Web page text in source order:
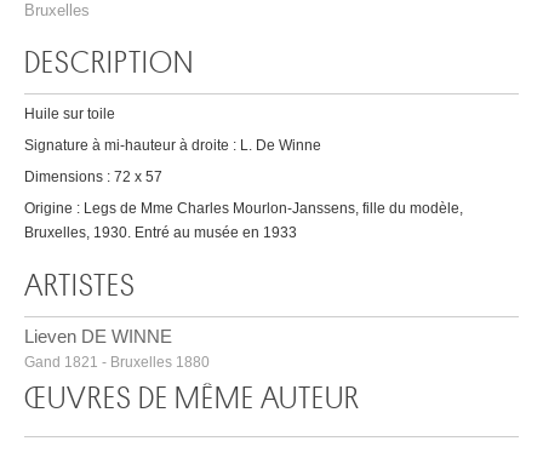
Bruxelles
DESCRIPTION
Huile sur toile
Signature à mi-hauteur à droite : L. De Winne
Dimensions : 72 x 57
Origine : Legs de Mme Charles Mourlon-Janssens, fille du modèle,
Bruxelles, 1930. Entré au musée en 1933
ARTISTES
Lieven DE WINNE
Gand 1821 - Bruxelles 1880
ŒUVRES DE MÊME AUTEUR